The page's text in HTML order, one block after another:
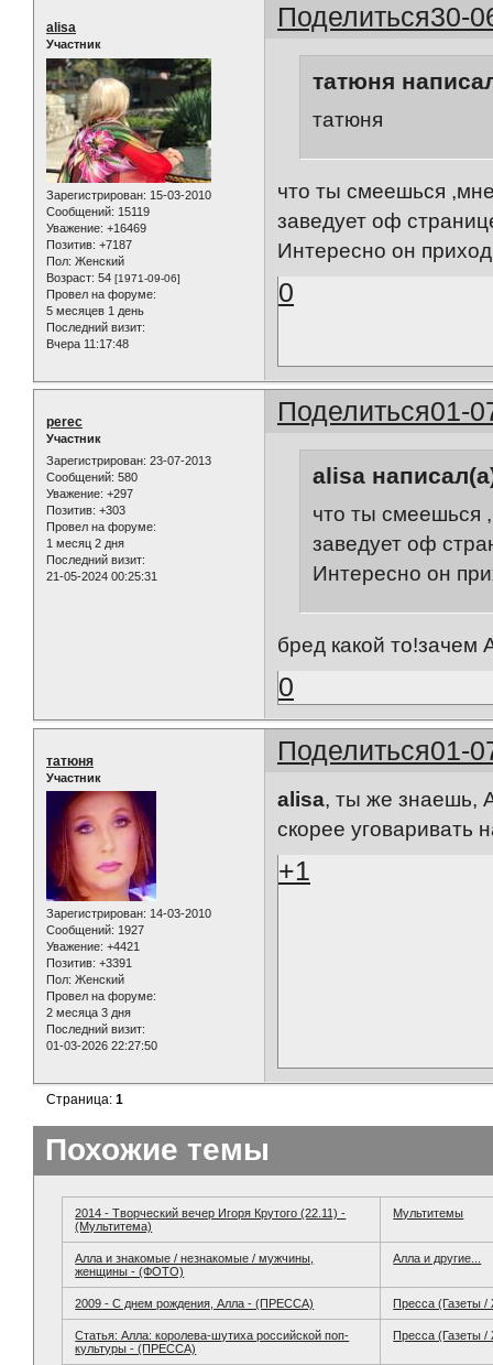
Поделиться30-
alisa
Участник
Зарегистрирован: 15-03-2010
Сообщений: 15119
Уважение: +16469
Позитив: +7187
Пол: Женский
Возраст: 54 [1971-09-06]
Провел на форуме:
5 месяцев 1 день
Последний визит:
Вчера 11:17:48
татюня
татюня
что ты смеешься
заведует оф
Интересно он
0
Поделиться01-
perec
Участник
Зарегистрирован: 23-07-2013
Сообщений: 580
Уважение: +297
Позитив: +303
Провел на форуме:
1 месяц 2 дня
Последний визит:
21-05-2024 00:25:31
alisa
что ты смеешься
заведует оф
Интересно он
бред какой то!зачем
0
Поделиться01-
татюня
Участник
Зарегистрирован: 14-03-2010
Сообщений: 1927
Уважение: +4421
Позитив: +3391
Пол: Женский
Провел на форуме:
2 месяца 3 дня
Последний визит:
01-03-2026 22:27:50
alisa, ты же знаешь,
скорее уговаривать
+1
Страница:1
Похожие темы
2014 - Творческий вечер Игоря Крутого (22.11) -
(Мультитема)
Мультитемы
Алла и знакомые / незнакомые / мужчины,
женщины - (ФОТО)
Алла и другие...
2009 - С днем рождения, Алла - (ПРЕССА) Пресса (Газеты
Статья: Алла: королева-шутиха российской поп-
культуры - (ПРЕССА)
Пресса (Газеты